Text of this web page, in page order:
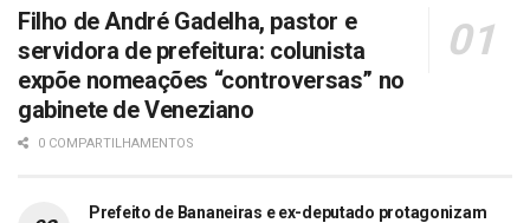
Filho de André Gadelha, pastor e
servidora de prefeitura: colunista
expõe nomeações “controversas” no
gabinete de Veneziano
0 COMPARTILHAMENTOS
Prefeito de Bananeiras e ex-deputado protagonizam